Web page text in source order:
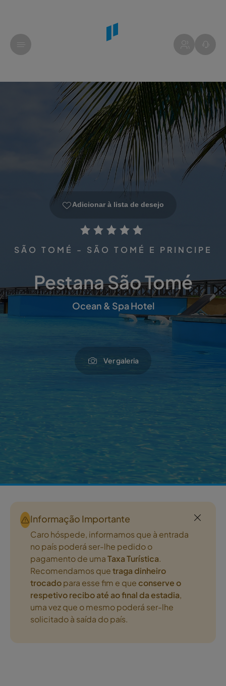
Adicionar à lista de desejo
SÃO TOMÉ - SÃO TOMÉ E PRINCIPE
Pestana São Tomé
Ocean & Spa Hotel
Ver galeria
Informação Importante
Caro hóspede, informamos que à entrada
no país poderá ser-lhe pedido o
pagamento de umaTaxa Turística.
Recomendamos quetraga dinheiro
trocadopara esse fim e queconserve o
respetivo recibo até ao final da estadia,
uma vez que o mesmo poderá ser-lhe
solicitado à saída do país.